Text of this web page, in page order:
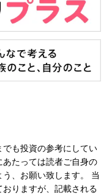
も投資の参考にしてい
たっては読者ご自身の
、お願い致します。 当
りますが、記載される